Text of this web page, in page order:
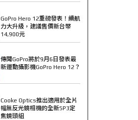
GoPro Hero 12重磅發表！續航
力大升級，建議售價新台幣
14,900元
傳聞GoPro將於9月6日發表最
新運動攝影機GoPro Hero 12？
Cooke Optics推出適用於全片
幅無反光鏡相機的全新SP3定
焦鏡頭組